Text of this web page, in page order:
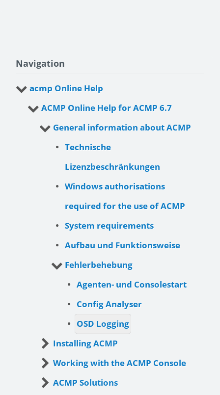
Navigation
acmp Online Help
ACMP Online Help for ACMP 6.7
General information about ACMP
Technische
Lizenzbeschränkungen
Windows authorisations
required for the use of ACMP
System requirements
Aufbau und Funktionsweise
Fehlerbehebung
Agenten- und Consolestart
Config Analyser
OSD Logging
Installing ACMP
Working with the ACMP Console
ACMP Solutions